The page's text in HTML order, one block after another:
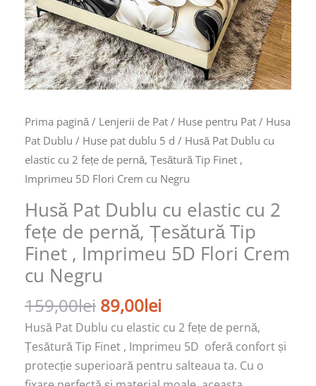
Prima pagină/ Lenjerii de Pat / Huse pentru Pat / Husa
Pat Dublu / Huse pat dublu 5 d / Husă Pat Dublu cu
elastic cu 2 fețe de pernă, Țesătură Tip Finet ,
Imprimeu 5D Flori Crem cu Negru
Husă Pat Dublu cu elastic cu 2
fețe de pernă, Țesătură Tip
Finet , Imprimeu 5D Flori Crem
cu Negru
159,00lei 89,00lei
Husă Pat Dublu cu elastic cu 2 fețe de pernă,
Țesătură Tip Finet , Imprimeu 5D oferă confort și
protecție superioară pentru salteaua ta. Cu o